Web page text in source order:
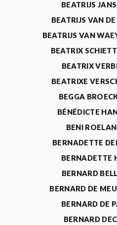
BEATRIJS
BEATRIJS VAN
BEATRIJS VAN
BEATRIX
BEATRIX
BEATRIXE
BEGGA
BÉNÉDICTE
BENI
BERNADETTE
BERNADETTE
BERNARD
BERNARD DE
BERNARD DE
BERNARD